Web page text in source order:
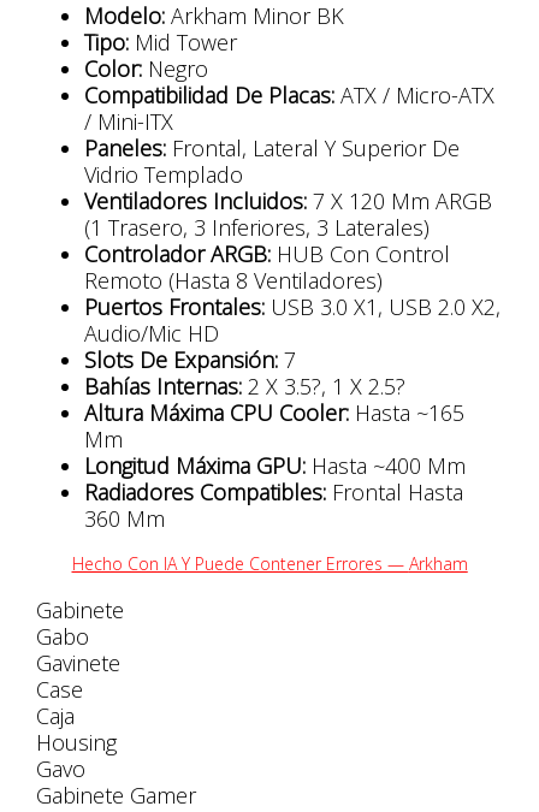
Modelo: Arkham Minor BK
Tipo: Mid Tower
Color: Negro
Compatibilidad De Placas: ATX / Micro-ATX
/ Mini-ITX
Paneles: Frontal, Lateral Y Superior De
Vidrio Templado
Ventiladores Incluidos: 7 X 120 Mm ARGB
(1 Trasero, 3 Inferiores, 3 Laterales)
Controlador ARGB: HUB Con Control
Remoto (hasta 8 Ventiladores)
Puertos Frontales: USB 3.0 X1, USB 2.0 X2,
Audio/Mic HD
Slots De Expansión: 7
Bahías Internas: 2 X 3.5?, 1 X 2.5?
Altura Máxima CPU Cooler: Hasta ~165
Mm
Longitud Máxima GPU: Hasta ~400 Mm
Radiadores Compatibles: Frontal Hasta
360 Mm
Hecho Con IA Y Puede Contener Errores — Arkham
Gabinete
Gabo
Gavinete
Case
Caja
Housing
Gavo
Gabinete Gamer